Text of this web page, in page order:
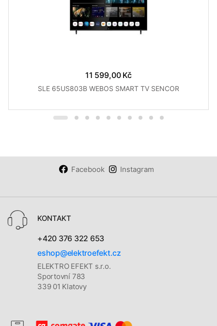
11 599,00 Kč
SLE 65US803B WEBOS SMART TV SENCOR
Facebook Instagram
KONTAKT
+420 376 322 653
eshop@elektroefekt.cz
ELEKTRO EFEKT s.r.o.
Sportovní 783
339 01 Klatovy